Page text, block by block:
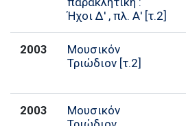
Ήχοι Δ' , πλ. Α' [τ.2]
2003
Μουσικόν
Τριώδιον [τ.2]
2003
Μουσικόν